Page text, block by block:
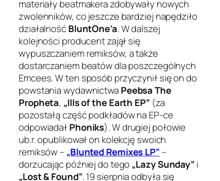
materiały beatmakera zdobywały nowych
zwolenników, co jeszcze bardziej napędziło
działalnośćBluntOne’a. W dalszej
kolejności producent zajął się
wypuszczaniem remiksów, a także
dostarczaniem beatów dla poszczególnych
Emcees. W ten sposób przyczynił się on do
powstania wydawnictwa Peebsa The
Propheta, „Ills of the Earth EP” (za
pozostałą część podkładów na EP-ce
odpowiadał Phoniks). W drugiej połowie
ub.r. opublikował on kolekcję swoich
remiksów – „Blunted Remixes LP” –
dorzucając później do tego „Lazy Sunday” i
„Lost & Found”. 19 sierpnia odbyła się